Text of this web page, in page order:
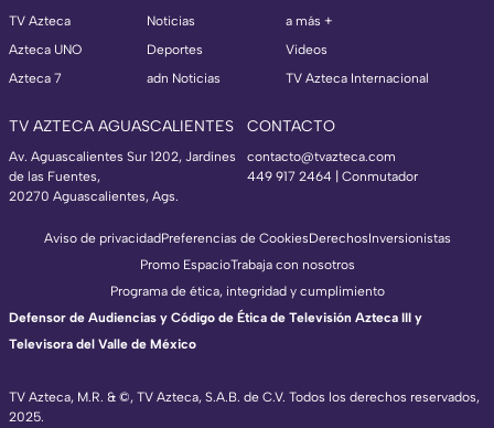
TV Azteca
Azteca UNO
Azteca 7
Noticias
Deportes
adn Noticias
a más +
Videos
TV Azteca Internacional
TV AZTECA AGUASCALIENTES
Av. Aguascalientes Sur 1202, Jardines
de las Fuentes,
20270 Aguascalientes, Ags.
CONTACTO
contacto@tvazteca.com
449 917 2464 | Conmutador
TV Azteca, M.R. & ©, TV Azteca, S.A.B. de C.V. Todos los derechos reservados,
2025.
Aviso de privacidadPreferencias de CookiesDerechosInversionistas
Promo EspacioTrabaja con nosotros
Programa de ética, integridad y cumplimiento
Defensor de Audiencias y Código de Ética de Televisión Azteca III y
Televisora del Valle de México